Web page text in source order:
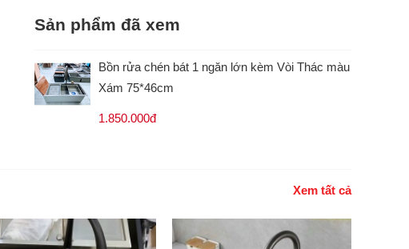
Sản phẩm đã xem
Bồn rửa chén bát 1 ngăn lớn kèm Vòi Thác màu
Xám 75*46cm
1.850.000đ
Xem tất cả